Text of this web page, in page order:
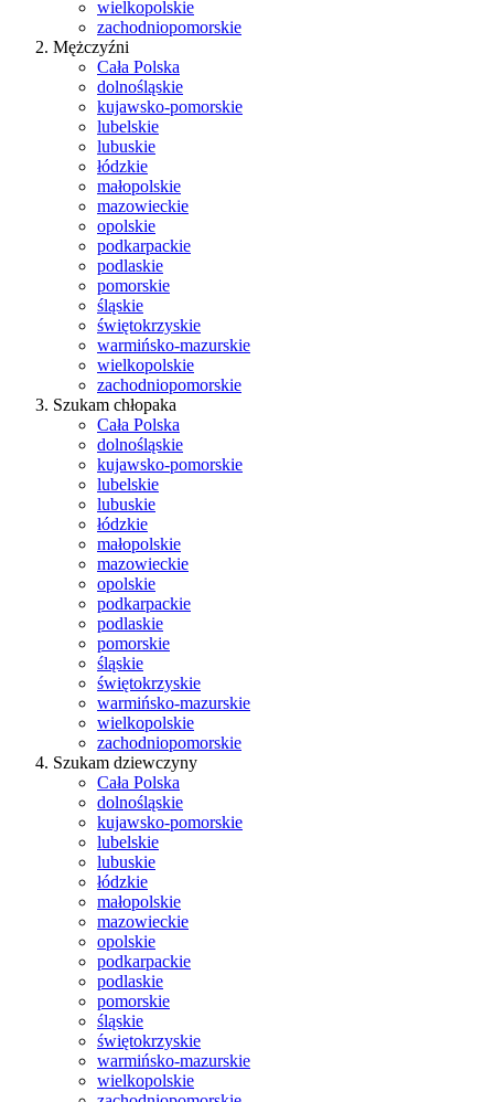
wielkopolskie
zachodniopomorskie
Mężczyźni
Cała Polska
dolnośląskie
kujawsko-pomorskie
lubelskie
lubuskie
łódzkie
małopolskie
mazowieckie
opolskie
podkarpackie
podlaskie
pomorskie
śląskie
świętokrzyskie
warmińsko-mazurskie
wielkopolskie
zachodniopomorskie
Szukam chłopaka
Cała Polska
dolnośląskie
kujawsko-pomorskie
lubelskie
lubuskie
łódzkie
małopolskie
mazowieckie
opolskie
podkarpackie
podlaskie
pomorskie
śląskie
świętokrzyskie
warmińsko-mazurskie
wielkopolskie
zachodniopomorskie
Szukam dziewczyny
Cała Polska
dolnośląskie
kujawsko-pomorskie
lubelskie
lubuskie
łódzkie
małopolskie
mazowieckie
opolskie
podkarpackie
podlaskie
pomorskie
śląskie
świętokrzyskie
warmińsko-mazurskie
wielkopolskie